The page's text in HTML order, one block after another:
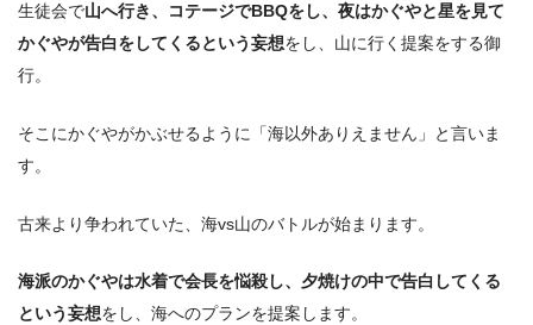
生徒会で山へ行き、コテージでBBQをし、夜はかぐやと星を見て
かぐやが告白をしてくるという妄想をし、山に行く提案をする御
行。
そこにかぐやがかぶせるように「海以外ありえません」と言いま
す。
古来より争われていた、海vs山のバトルが始まります。
海派のかぐやは水着で会長を悩殺し、夕焼けの中で告白してくる
という妄想をし、海へのプランを提案します。